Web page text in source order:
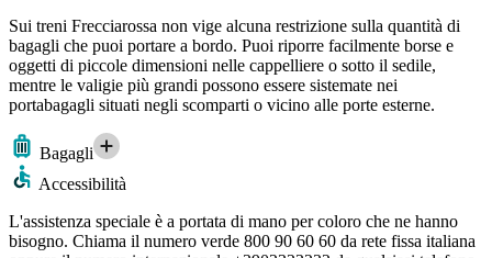
Sui treni Frecciarossa non vige alcuna restrizione sulla quantità di
bagagli che puoi portare a bordo. Puoi riporre facilmente borse e
oggetti di piccole dimensioni nelle cappelliere o sotto il sedile,
mentre le valigie più grandi possono essere sistemate nei
portabagagli situati negli scomparti o vicino alle porte esterne.
Bagagli
Accessibilità
L'assistenza speciale è a portata di mano per coloro che ne hanno
bisogno. Chiama il numero verde 800 90 60 60 da rete fissa italiana